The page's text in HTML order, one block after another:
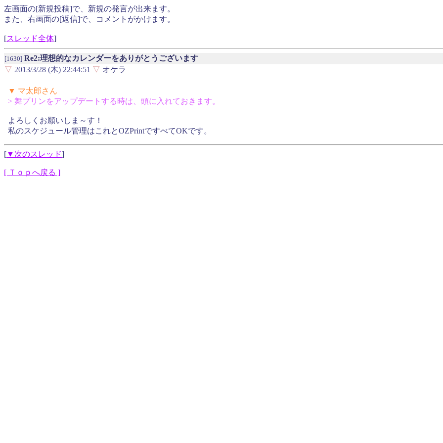
左画面の[新規投稿]で、新規の発言が出来ます。
また、右画面の[返信]で、コメントがかけます。
[スレッド全体]
[1630] Re2:理想的なカレンダーをありがとうございます
▽ 2013/3/28 (木) 22:44:51 ▽ オケラ
▼ マ太郎さん
> 舞プリンをアップデートする時は、頭に入れておきます。
よろしくお願いしま～す！
私のスケジュール管理はこれとOZPrintですべてOKです。
[▼次のスレッド]
[ Ｔｏｐへ戻る ]